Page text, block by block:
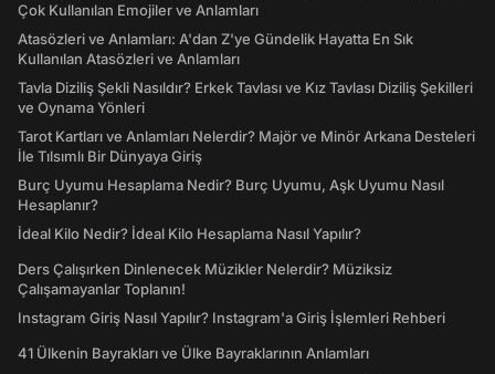
Çok Kullanılan Emojiler ve Anlamları
Atasözleri ve Anlamları: A'dan Z'ye Gündelik Hayatta En Sık
Kullanılan Atasözleri ve Anlamları
Tavla Diziliş Şekli Nasıldır? Erkek Tavlası ve Kız Tavlası Diziliş Şekilleri
ve Oynama Yönleri
Tarot Kartları ve Anlamları Nelerdir? Majör ve Minör Arkana Desteleri
İle Tılsımlı Bir Dünyaya Giriş
Burç Uyumu Hesaplama Nedir? Burç Uyumu, Aşk Uyumu Nasıl
Hesaplanır?
İdeal Kilo Nedir? İdeal Kilo Hesaplama Nasıl Yapılır?
Ders Çalışırken Dinlenecek Müzikler Nelerdir? Müziksiz
Çalışamayanlar Toplanın!
Instagram Giriş Nasıl Yapılır? Instagram'a Giriş İşlemleri Rehberi
41 Ülkenin Bayrakları ve Ülke Bayraklarının Anlamları